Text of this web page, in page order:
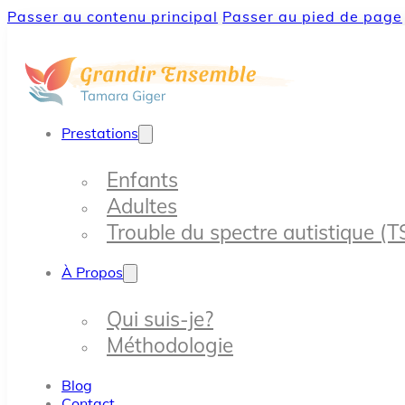
Passer au contenu principal Passer au pied de page
Prestations
Enfants
Adultes
Trouble du spectre autistique
À Propos
Qui suis-je?
Méthodologie
Blog